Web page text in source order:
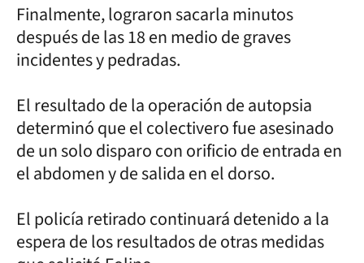
Finalmente, lograron sacarla minutos
después de las 18 en medio de graves
incidentes y pedradas.
El resultado de la operación de autopsia
determinó que el colectivero fue asesinado
de un solo disparo con orificio de entrada en
el abdomen y de salida en el dorso.
El policía retirado continuará detenido a la
espera de los resultados de otras medidas